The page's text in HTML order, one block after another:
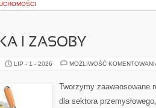
I ZASOBY
LIP - 1 - 2026 MOŻLIWOŚĆ
Tworzymy zaawansowane
dla sektora